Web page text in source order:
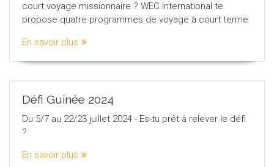
court voyage missionnaire ? WEC International te
propose quatre programmes de voyage à court terme.
En savoir plus
Défi Guinée 2024
Du 5/7 au 22/23 juillet 2024 - Es-tu prêt à relever le défi
?
En savoir plus